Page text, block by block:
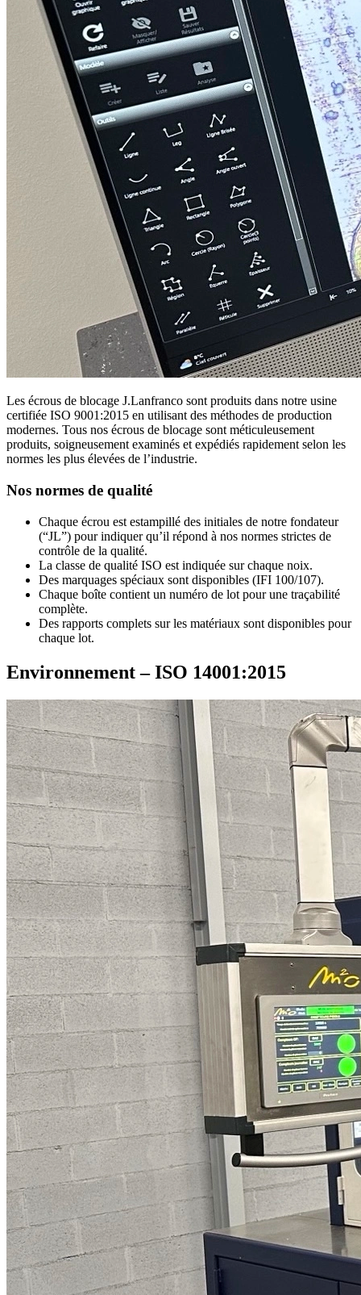
Les écrous de blocage J.Lanfranco sont produits dans notre usine
certifiée ISO 9001:2015 en utilisant des méthodes de production
modernes. Tous nos écrous de blocage sont méticuleusement
produits, soigneusement examinés et expédiés rapidement selon les
normes les plus élevées de l’industrie.
Nos normes de qualité
Chaque écrou est estampillé des initiales de notre fondateur
(“JL”) pour indiquer qu’il répond à nos normes strictes de
contrôle de la qualité.
La classe de qualité ISO est indiquée sur chaque noix.
Des marquages spéciaux sont disponibles (IFI 100/107).
Chaque boîte contient un numéro de lot pour une traçabilité
complète.
Des rapports complets sur les matériaux sont disponibles pour
chaque lot.
Environnement – ISO 14001:2015